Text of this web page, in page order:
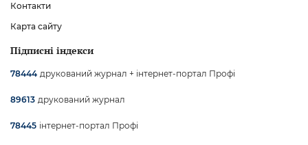
Контакти
Карта сайту
Підписні індекси
78444 друкований журнал + інтернет-портал Профі
89613 друкований журнал
78445 інтернет-портал Профі